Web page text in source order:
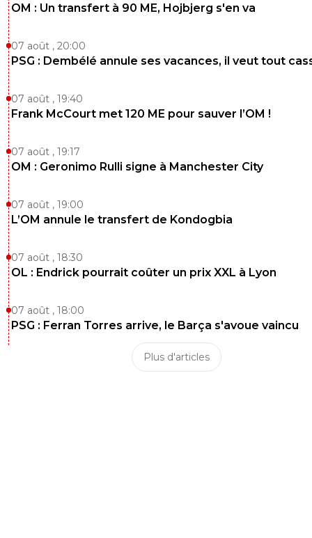
OM : Un transfert à 90 ME, Hojbjerg s'en va
07 août , 20:00
PSG : Dembélé annule ses vacances, il veut tout
07 août , 19:40
Frank McCourt met 120 ME pour sauver l’OM !
07 août , 19:17
OM : Geronimo Rulli signe à Manchester City
07 août , 19:00
L’OM annule le transfert de Kondogbia
07 août , 18:30
OL : Endrick pourrait coûter un prix XXL à Lyon
07 août , 18:00
PSG : Ferran Torres arrive, le Barça s'avoue vaincu
Plus d'articles